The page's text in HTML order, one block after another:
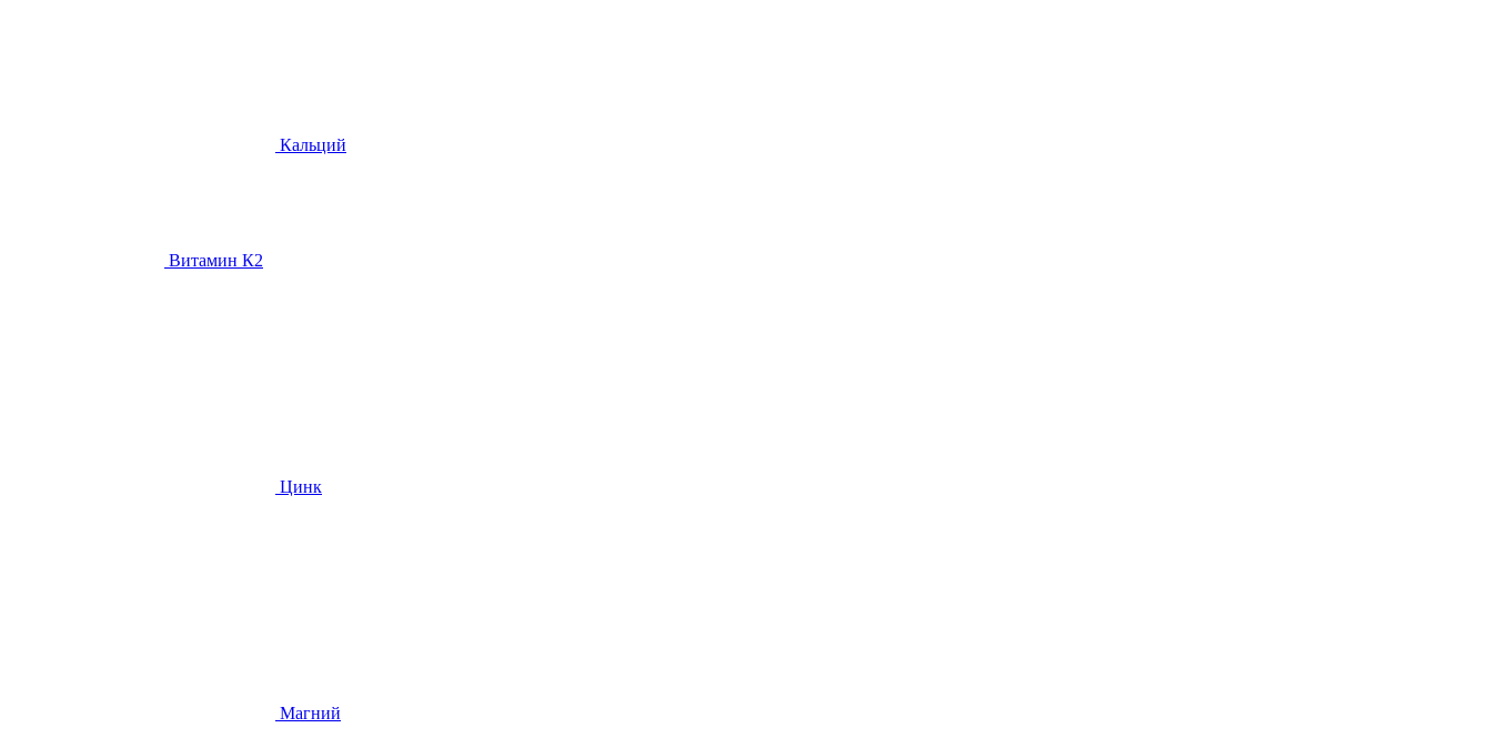
Кальций
Витамин К2
Цинк
Магний